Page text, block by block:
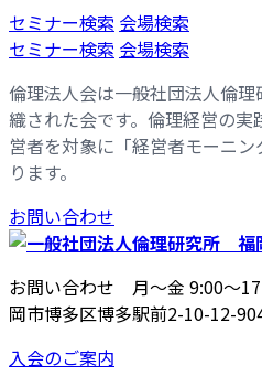
コ
ン
ン
ツ
へ
ス
キ
ッ
ナ
ビ
ー
シ
ョ
ン
に
移
セミナー検索 会場検索
セミナー検索 会場検索
倫理法人会は一般社団法人倫
織された会です。倫理経営の
営者を対象に「経営者モーニ
ります。
お問い合わせ
お問い合わせ 月〜金 9:00〜
岡市博多区博多駅前2-10-12-
入会のご案内